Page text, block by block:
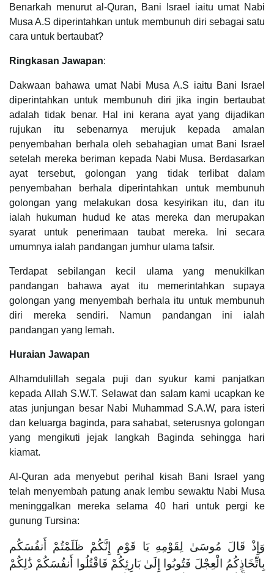
Benarkah menurut al-Quran, Bani Israel iaitu umat Nabi
Musa A.S diperintahkan untuk membunuh diri sebagai satu
cara untuk bertaubat?
Ringkasan Jawapan:
Dakwaan bahawa umat Nabi Musa A.S iaitu Bani Israel
diperintahkan untuk membunuh diri jika ingin bertaubat
adalah tidak benar. Hal ini kerana ayat yang dijadikan
rujukan itu sebenarnya merujuk kepada amalan
penyembahan berhala oleh sebahagian umat Bani Israel
setelah mereka beriman kepada Nabi Musa. Berdasarkan
ayat tersebut, golongan yang tidak terlibat dalam
penyembahan berhala diperintahkan untuk membunuh
golongan yang melakukan dosa kesyirikan itu, dan itu
ialah hukuman hudud ke atas mereka dan merupakan
syarat untuk penerimaan taubat mereka. Ini secara
umumnya ialah pandangan jumhur ulama tafsir.
Terdapat sebilangan kecil ulama yang menukilkan
pandangan bahawa ayat itu memerintahkan supaya
golongan yang menyembah berhala itu untuk membunuh
diri mereka sendiri. Namun pandangan ini ialah
pandangan yang lemah.
Huraian Jawapan
Alhamdulillah segala puji dan syukur kami panjatkan
kepada Allah S.W.T. Selawat dan salam kami ucapkan ke
atas junjungan besar Nabi Muhammad S.A.W, para isteri
dan keluarga baginda, para sahabat, seterusnya golongan
yang mengikuti jejak langkah Baginda sehingga hari
kiamat.
Al-Quran ada menyebut perihal kisah Bani Israel yang
telah menyembah patung anak lembu sewaktu Nabi Musa
meninggalkan mereka selama 40 hari untuk pergi ke
gunung Tursina:
وَإِذْ قَالَ مُوسَىٰ لِقَوْمِهِ يَا قَوْمِ إِنَّكُمْ ظَلَمْتُمْ أَنفُسَكُم
بِاتِّخَاذِكُمُ الْعِجْلَ فَتُوبُوا إِلَىٰ بَارِئِكُمْ فَاقْتُلُوا أَنفُسَكُمْ ذَٰلِكُمْ